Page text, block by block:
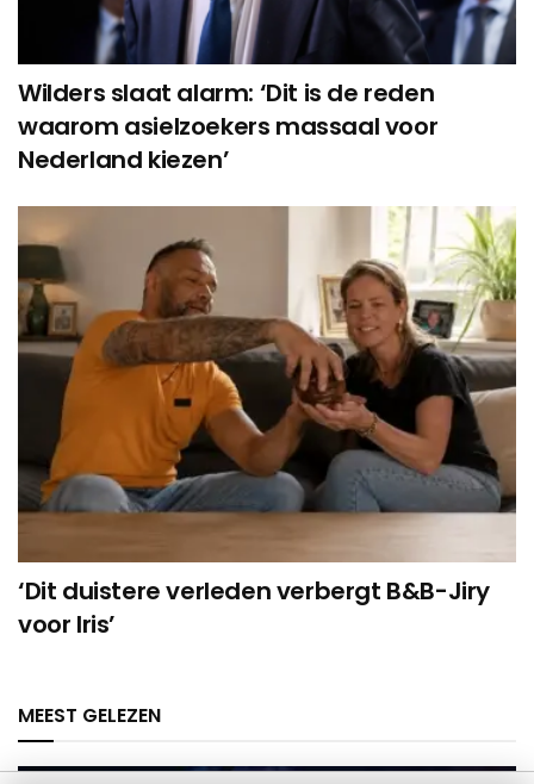
Wilders slaat alarm: ‘Dit is de reden
waarom asielzoekers massaal voor
Nederland kiezen’
‘Dit duistere verleden verbergt B&B-Jiry
voor Iris’
MEEST GELEZEN